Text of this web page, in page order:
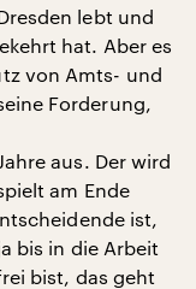
lebt und
hat. Aber es
von Amts- und
Forderung,
aus. Der wird
am Ende
ist,
bis in die Arbeit
bist, das geht